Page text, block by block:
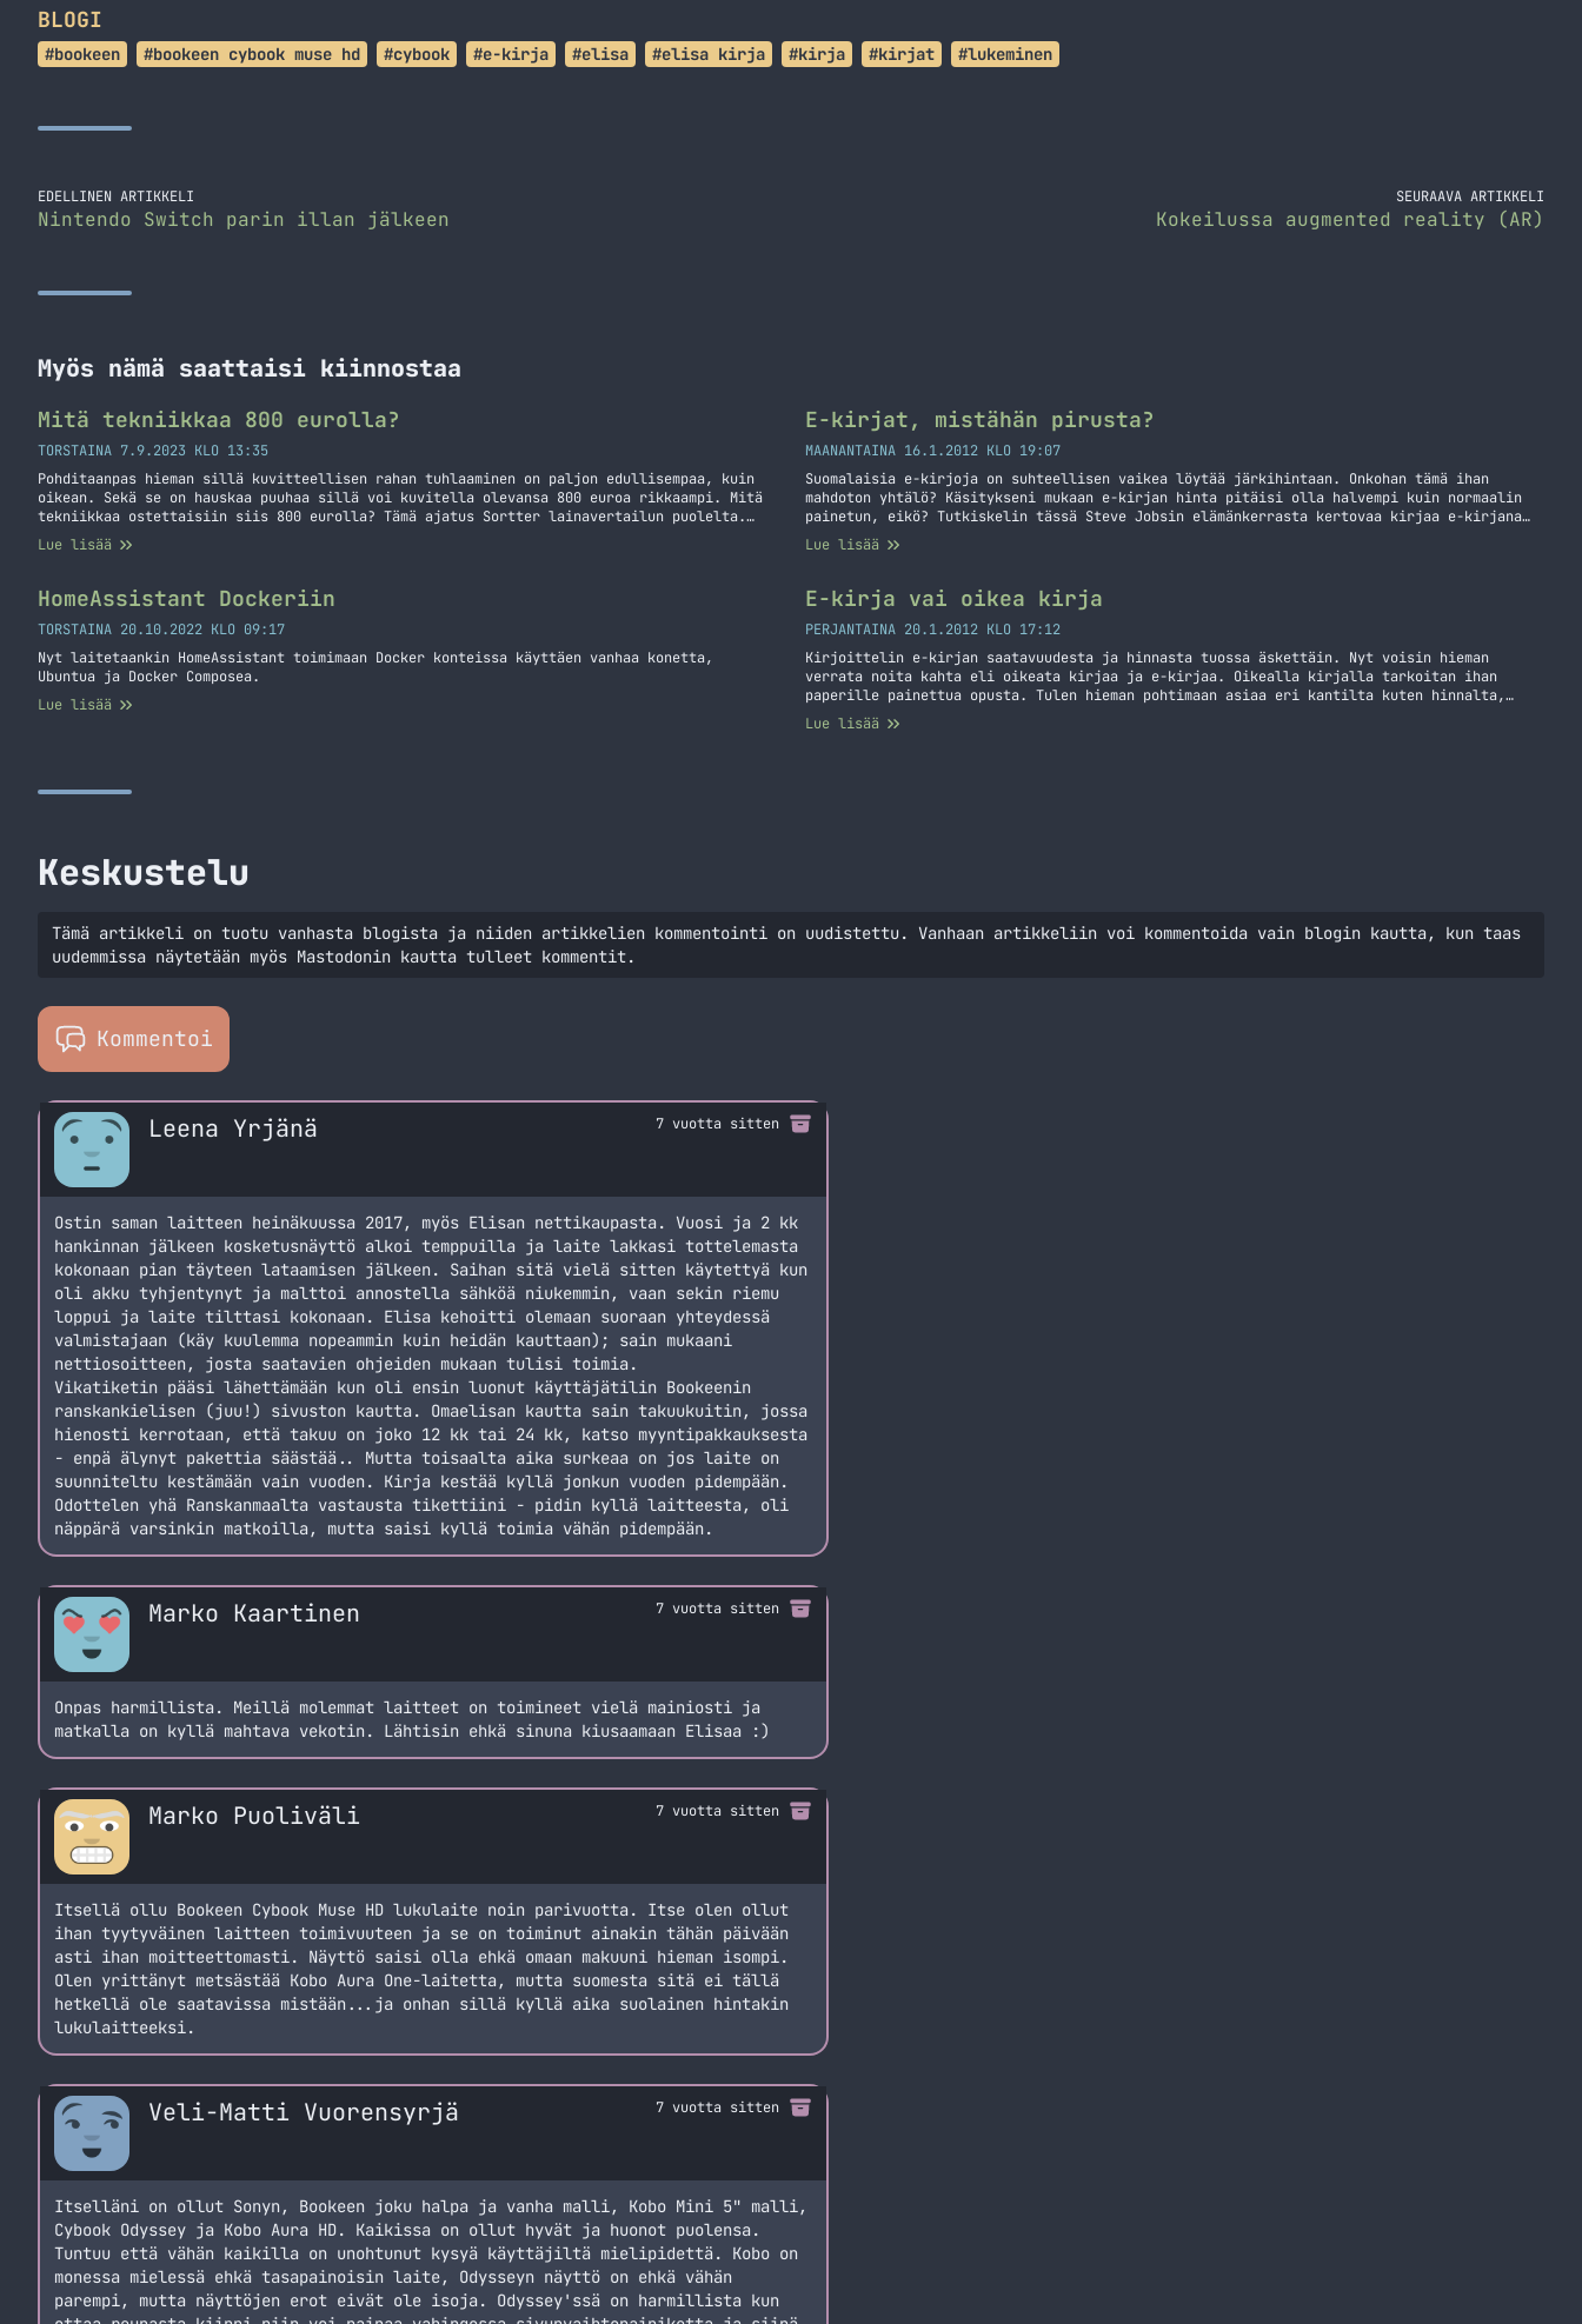
BLOGI
#bookeen #bookeen cybook muse hd #cybook #e-kirja #elisa #elisa kirja #kirja #kirjat #lukeminen
EDELLINEN ARTIKKELI
Nintendo Switch parin illan jälkeen
SEURAAVA ARTIKKELI
Kokeilussa augmented reality (AR)
Myös nämä saattaisi kiinnostaa
Mitä tekniikkaa 800 eurolla?
TORSTAINA 7.9.2023 KLO 13:35
Pohditaanpas hieman sillä kuvitteellisen rahan tuhlaaminen on paljon edullisempaa, kuin
oikean. Sekä se on hauskaa puuhaa sillä voi kuvitella olevansa 800 euroa rikkaampi. Mitä
tekniikkaa ostettaisiin siis 800 eurolla? Tämä ajatus Sortter lainavertailun puolelta.
Eli leikitäänpäs. Otetaan kaupaksi Gigantin verkkokauppa ja hinnat mitä esitän ovat
olleet hintoja 7.9.2023 ja ne ovat voineet muuttua. Mitä ostetaan?… Jatka lukemista Mitä
Lue lisää
E-kirjat, mistähän pirusta?
MAANANTAINA 16.1.2012 KLO 19:07
Suomalaisia e-kirjoja on suhteellisen vaikea löytää järkihintaan. Onkohan tämä ihan
mahdoton yhtälö? Käsitykseni mukaan e-kirjan hinta pitäisi olla halvempi kuin normaalin
painetun, eikö? Tutkiskelin tässä Steve Jobsin elämänkerrasta kertovaa kirjaa e-kirjana
ja sen hinta hämmensi. Suomalaisen e-kirjakaupassa tämä maksoi jopa 25,90 euroa, kun taas
Elisan omassa Elisa Kirjassa sama teos maksoi 19,50 euroa. Paperisena kirja… Jatka
Lue lisää
HomeAssistant Dockeriin
TORSTAINA 20.10.2022 KLO 09:17
Nyt laitetaankin HomeAssistant toimimaan Docker konteissa käyttäen vanhaa konetta,
Ubuntua ja Docker Composea.
Lue lisää
E-kirja vai oikea kirja
PERJANTAINA 20.1.2012 KLO 17:12
Kirjoittelin e-kirjan saatavuudesta ja hinnasta tuossa äskettäin. Nyt voisin hieman
verrata noita kahta eli oikeata kirjaa ja e-kirjaa. Oikealla kirjalla tarkoitan ihan
paperille painettua opusta. Tulen hieman pohtimaan asiaa eri kantilta kuten hinnalta,
hyödyistä ja muusta vastaavasta. Aloitetaan vaikka hinnasta. Tällä hetkellähän e-kirjat
on aika lailla samoissa hinnoissa kuin oikeat kirjat. Tämä hieman ihmetyttää sillä… Jatka
Lue lisää
Keskustelu
Tämä artikkeli on tuotu vanhasta blogista ja niiden artikkelien kommentointi on uudistettu. Vanhaan artikkeliin voi kommentoida vain blogin kautta, kun taas
uudemmissa näytetään myös Mastodonin kautta tulleet kommentit.
Kommentoi
Leena Yrjänä 7 vuotta sitten
Ostin saman laitteen heinäkuussa 2017, myös Elisan nettikaupasta. Vuosi ja 2 kk
hankinnan jälkeen kosketusnäyttö alkoi temppuilla ja laite lakkasi tottelemasta
kokonaan pian täyteen lataamisen jälkeen. Saihan sitä vielä sitten käytettyä kun
oli akku tyhjentynyt ja malttoi annostella sähköä niukemmin, vaan sekin riemu
loppui ja laite tilttasi kokonaan. Elisa kehoitti olemaan suoraan yhteydessä
valmistajaan (käy kuulemma nopeammin kuin heidän kauttaan); sain mukaani
nettiosoitteen, josta saatavien ohjeiden mukaan tulisi toimia.
Vikatiketin pääsi lähettämään kun oli ensin luonut käyttäjätilin Bookeenin
ranskankielisen (juu!) sivuston kautta. Omaelisan kautta sain takuukuitin, jossa
hienosti kerrotaan, että takuu on joko 12 kk tai 24 kk, katso myyntipakkauksesta
- enpä älynyt pakettia säästää.. Mutta toisaalta aika surkeaa on jos laite on
suunniteltu kestämään vain vuoden. Kirja kestää kyllä jonkun vuoden pidempään.
Odottelen yhä Ranskanmaalta vastausta tikettiini - pidin kyllä laitteesta, oli
näppärä varsinkin matkoilla, mutta saisi kyllä toimia vähän pidempään.
Marko Kaartinen 7 vuotta sitten
Onpas harmillista. Meillä molemmat laitteet on toimineet vielä mainiosti ja
matkalla on kyllä mahtava vekotin. Lähtisin ehkä sinuna kiusaamaan Elisaa :)
Marko Puoliväli 7 vuotta sitten
Itsellä ollu Bookeen Cybook Muse HD lukulaite noin parivuotta. Itse olen ollut
ihan tyytyväinen laitteen toimivuuteen ja se on toiminut ainakin tähän päivään
asti ihan moitteettomasti. Näyttö saisi olla ehkä omaan makuuni hieman isompi.
Olen yrittänyt metsästää Kobo Aura One-laitetta, mutta suomesta sitä ei tällä
hetkellä ole saatavissa mistään...ja onhan sillä kyllä aika suolainen hintakin
lukulaitteeksi.
Veli-Matti Vuorensyrjä 7 vuotta sitten
Itselläni on ollut Sonyn, Bookeen joku halpa ja vanha malli, Kobo Mini 5" malli,
Cybook Odyssey ja Kobo Aura HD. Kaikissa on ollut hyvät ja huonot puolensa.
Tuntuu että vähän kaikilla on unohtunut kysyä käyttäjiltä mielipidettä. Kobo on
monessa mielessä ehkä tasapainoisin laite, Odysseyn näyttö on ehkä vähän
parempi, mutta näyttöjen erot eivät ole isoja. Odyssey'ssä on harmillista kun